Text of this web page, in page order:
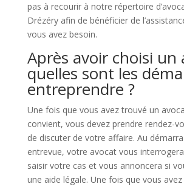
pas à recourir à notre répertoire
Drézéry afin de bénéficier de
vous avez besoin.
Après avoir choisi un
quelles sont les
entreprendre ?
Une fois que vous avez trouvé un
convient, vous devez prendre rendez-
de discuter de votre affaire. Au
entrevue, votre avocat vous
saisir votre cas et vous annoncera si
une aide légale. Une fois que vous avez